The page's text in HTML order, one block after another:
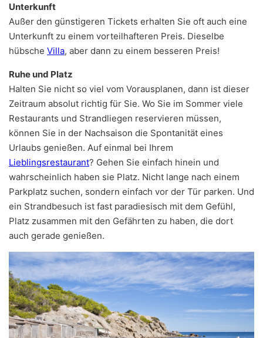
Unterkunft
Außer den günstigeren Tickets erhalten Sie oft auch eine
Unterkunft zu einem vorteilhafteren Preis. Dieselbe
hübsche Villa, aber dann zu einem besseren Preis!
Ruhe und Platz
Halten Sie nicht so viel vom Vorausplanen, dann ist dieser
Zeitraum absolut richtig für Sie. Wo Sie im Sommer viele
Restaurants und Strandliegen reservieren müssen,
können Sie in der Nachsaison die Spontanität eines
Urlaubs genießen. Auf einmal bei Ihrem
Lieblingsrestaurant? Gehen Sie einfach hinein und
wahrscheinlich haben sie Platz. Nicht lange nach einem
Parkplatz suchen, sondern einfach vor der Tür parken. Und
ein Strandbesuch ist fast paradiesisch mit dem Gefühl,
Platz zusammen mit den Gefährten zu haben, die dort
auch gerade genießen.